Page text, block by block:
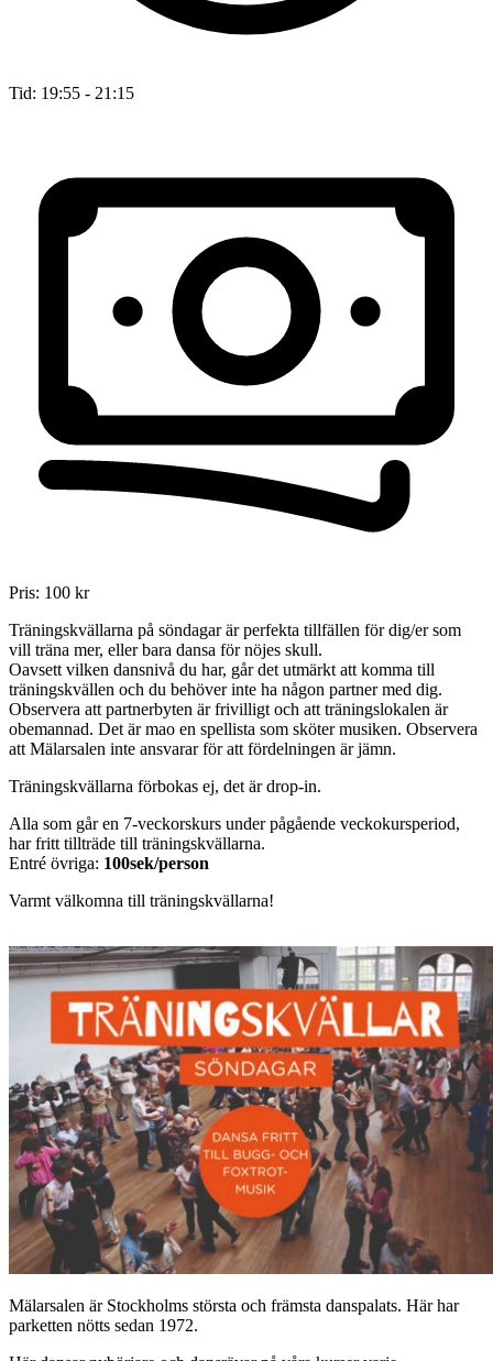
Tid: 19:55 - 21:15
Pris: 100 kr
Träningskvällarna på söndagar är perfekta tillfällen för dig/er som
vill träna mer, eller bara dansa för nöjes skull.
Oavsett vilken dansnivå du har, går det utmärkt att komma till
träningskvällen och du behöver inte ha någon partner med dig.
Observera att partnerbyten är frivilligt och att träningslokalen är
obemannad. Det är mao en spellista som sköter musiken. Observera
att Mälarsalen inte ansvarar för att fördelningen är jämn.
Träningskvällarna förbokas ej, det är drop-in.
Alla som går en 7-veckorskurs under pågående veckokursperiod,
har fritt tillträde till träningskvällarna.
Entré övriga: 100sek/person
Varmt välkomna till träningskvällarna!
Mälarsalen är Stockholms största och främsta danspalats. Här har
parketten nötts sedan 1972.